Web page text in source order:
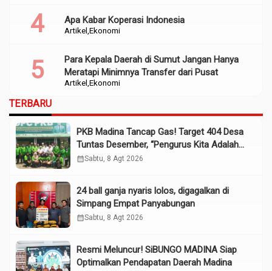
Artikel Ekonomi
Apa Kabar Koperasi Indonesia
Artikel Ekonomi
Para Kepala Daerah di Sumut Jangan Hanya
Meratapi Minimnya Transfer dari Pusat
TERBARU
PKB Madina Tancap Gas! Target 404 Desa
Tuntas Desember, “Pengurus Kita Adalah
Tokoh”
calendar_monthSabtu, 8 Agt 2026
24 ball ganja nyaris lolos, digagalkan di
Simpang Empat Panyabungan
calendar_monthSabtu, 8 Agt 2026
Resmi Meluncur! SiBUNGO MADINA Siap
Optimalkan Pendapatan Daerah Madina